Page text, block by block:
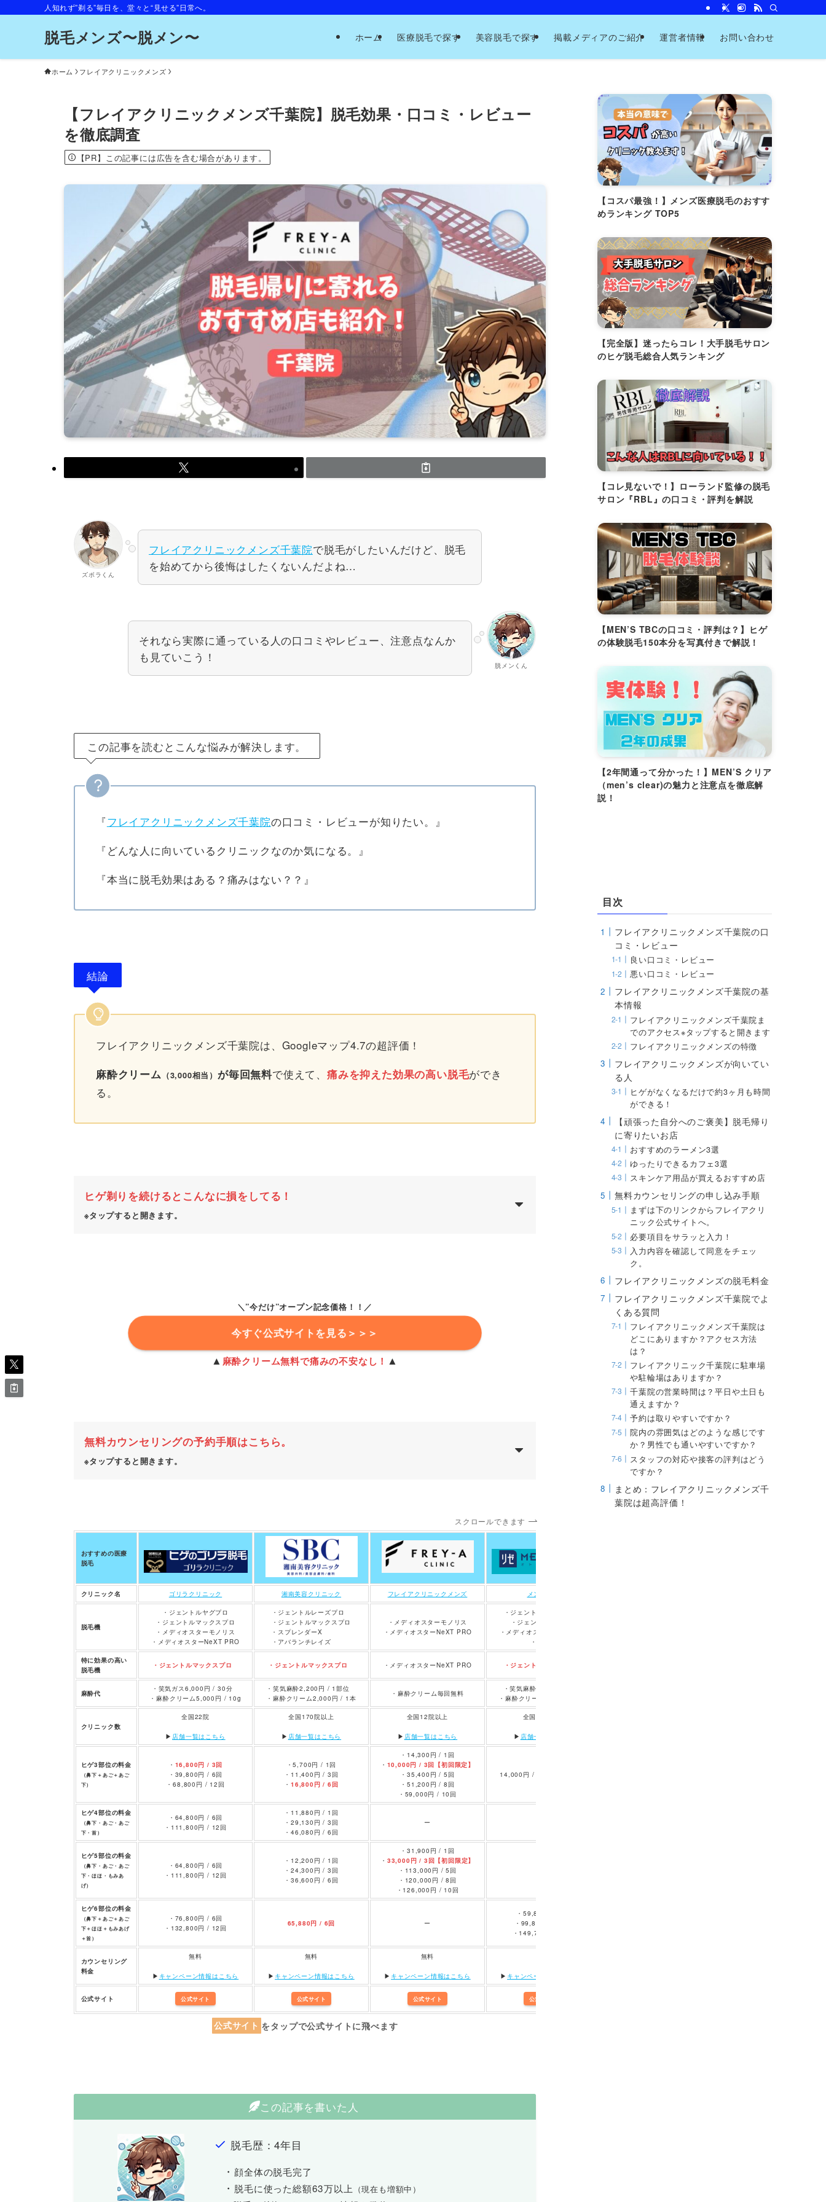
人知れず”剃る”毎日を、堂々と“見せる”日常へ。
脱毛メンズ〜脱メン〜 ホーム 医療脱毛で探す 美容脱毛で探す 掲載メディアのご紹介 運営者情報 お問い合わせ
ホーム フレイアクリニックメンズ
【フレイアクリニックメンズ千葉院】脱毛効果・口コミ・レビュー
を徹底調査
【PR】この記事には広告を含む場合があります。
ズボラくん
フレイアクリニックメンズ千葉院で脱毛がしたいんだけど、脱毛
を始めてから後悔はしたくないんだよね…
脱メンくん
それなら実際に通っている人の口コミやレビュー、注意点なんか
も見ていこう！
この記事を読むとこんな悩みが解決します。
『フレイアクリニックメンズ千葉院の口コミ・レビューが知りたい。』
『どんな人に向いているクリニックなのか気になる。』
『本当に脱毛効果はある？痛みはない？？』
結論
フレイアクリニックメンズ千葉院は、Googleマップ4.7の超評価！
麻酔クリーム （3,000相当）が毎回無料で使えて、痛みを抑えた効果の高い脱毛ができ
る。
ヒゲ剃りを続けるとこんなに損をしてる！
※タップすると開きます。
＼”今だけ”オープン記念価格！！／
今すぐ公式サイトを見る＞＞＞
▲ 麻酔クリーム無料で痛みの不安なし！ ▲
無料カウンセリングの予約手順はこちら。
※タップすると開きます。
スクロールできます
おすすめの医療
脱毛
クリニック名 ゴリラクリニック 湘南美容クリニック フレイアクリニックメンズ メンズリゼ
脱毛機
・ジェントルヤグプロ
・ジェントルマックスプロ
・メディオスターモノリス
・メディオスターNeXT PRO
・ジェントルレーズプロ
・ジェントルマックスプロ
・スプレンダーX
・アバランチレイズ
・メディオスターモノリス
・メディオスターNeXT PRO
・ジェントルマックスプロ
・ジェントルヤグプロ
・メディオスターNeXT PRO
・ラシャ
特に効果の高い
脱毛機
・ジェントルマックスプロ ・ジェントルマックスプロ ・メディオスターNeXT PRO ・ジェントルマックスプロ
麻酔代
・笑気ガス6,000円 / 30分
・麻酔クリーム5,000円 / 10g
・笑気麻酔2,200円 / 1部位
・麻酔クリーム2,000円 / 1本
・麻酔クリーム毎回無料
・笑気麻酔3,300円 / 30分
・麻酔クリーム3,300円 / 1本
クリニック数
全国22院
▶︎ 店舗一覧はこちら
全国170院以上
▶︎ 店舗一覧はこちら
全国12院以上
▶︎ 店舗一覧はこちら
全国26院以上
▶︎ 店舗一覧はこちら
ヒゲ3部位の料金
（鼻下＋あご＋あご
下）
・ 16,800円 / 3回
・39,800円 / 6回
・68,800円 / 12回
・5,700円 / 1回
・11,400円 / 3回
・16,800円 / 6回
・14,300円 / 1回
・ 10,000円 / 3回 【初回限定】
・35,400円 / 5回
・51,200円 / 8回
・59,000円 / 10回
14,000円 / 5回【初回限定】
ヒゲ4部位の料金
（鼻下・あご・あご
下・首）
・64,800円 / 6回
・111,800円 / 12回
・11,880円 / 1回
・29,130円 / 3回
・46,080円 / 6回
ー
ヒゲ5部位の料金
（鼻下・あご・あご
下・ほほ・もみあ
げ）
・64,800円 / 6回
・111,800円 / 12回
・12,200円 / 1回
・24,300円 / 3回
・36,600円 / 6回
・31,900円 / 1回
・ 33,000円 / 3回【初回限定】
・113,000円 / 5回
・120,000円 / 8回
・126,000円 / 10回
ヒゲ6部位の料金
（鼻下＋あご＋あご
下＋ほほ＋もみあげ
＋首）
・76,800円 / 6回
・132,800円 / 12回
65,880円 / 6回 ー
・59,800円 / 5回
・99,800円 / 10回
・149,700円 / 15回
カウンセリング
料金
無料
▶︎ キャンペーン情報はこちら
無料
▶︎ キャンペーン情報はこちら
無料
▶︎ キャンペーン情報はこちら ▶︎ キャンペーン情報はこちら
公式サイト 公式サイト 公式サイト 公式サイト 公式サイト
公式サイト をタップで公式サイトに飛べます
この記事を書いた人
脱毛歴：4年目
・ 顔全体の脱毛完了
・ 脱毛に使った総額63万以上 （現在も増額中）
【コスパ最強！】メンズ医療脱毛のおすす
めランキング TOP5
【完全版】迷ったらコレ！大手脱毛サロン
のヒゲ脱毛総合人気ランキング
【コレ見ないで！】ローランド監修の脱毛
サロン『RBL』の口コミ・評判を解説
【MEN’S TBCの口コミ・評判は？】ヒゲ
の体験脱毛150本分を写真付きで解説！
【2年間通って分かった！】MEN’S クリア
（men’s clear)の魅力と注意点を徹底解
説！
目次
フレイアクリニックメンズ千葉院の口
コミ・レビュー
良い口コミ・レビュー
悪い口コミ・レビュー
フレイアクリニックメンズ千葉院の基
本情報
フレイアクリニックメンズ千葉院ま
でのアクセス※タップすると開きます
フレイアクリニックメンズの特徴
フレイアクリニックメンズが向いてい
る人
ヒゲがなくなるだけで約3ヶ月も時間
ができる！
【頑張った自分へのご褒美】脱毛帰り
に寄りたいお店
おすすめのラーメン3選
ゆったりできるカフェ3選
スキンケア用品が買えるおすすめ店
無料カウンセリングの申し込み手順
まずは下のリンクからフレイアクリ
ニック公式サイトへ。
必要項目をサラッと入力！
入力内容を確認して同意をチェッ
ク。
フレイアクリニックメンズの脱毛料金
フレイアクリニックメンズ千葉院でよ
くある質問
フレイアクリニックメンズ千葉院は
どこにありますか？アクセス方法
は？
フレイアクリニック千葉院に駐車場
や駐輪場はありますか？
千葉院の営業時間は？平日や土日も
通えますか？
予約は取りやすいですか？
院内の雰囲気はどのような感じです
か？男性でも通いやすいですか？
スタッフの対応や接客の評判はどう
ですか？
まとめ：フレイアクリニックメンズ千
葉院は超高評価！